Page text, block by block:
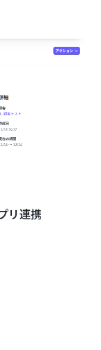
リ連携